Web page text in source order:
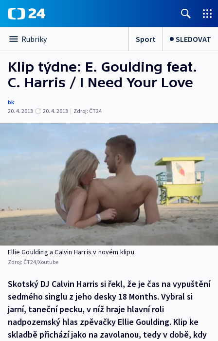
Rubriky Sport SLEDOVAT
Klip týdne: E. Goulding feat.
C. Harris / I Need Your Love
bk
20. 4. 2013
20. 4. 2013 | Zdroj: ČT24
Ellie Goulding a Calvin Harris v novém klipu
Zdroj: ČT24/Xoutube
Skotský DJ Calvin Harris si řekl, že je čas na vypuštění
sedmého singlu z jeho desky 18 Months. Vybral si
jarní, taneční pecku, v níž hraje hlavní roli
nadpozemský hlas zpěvačky Ellie Goulding. Klip ke
skladbě přichází jako na zavolanou, tedy v době, kdy